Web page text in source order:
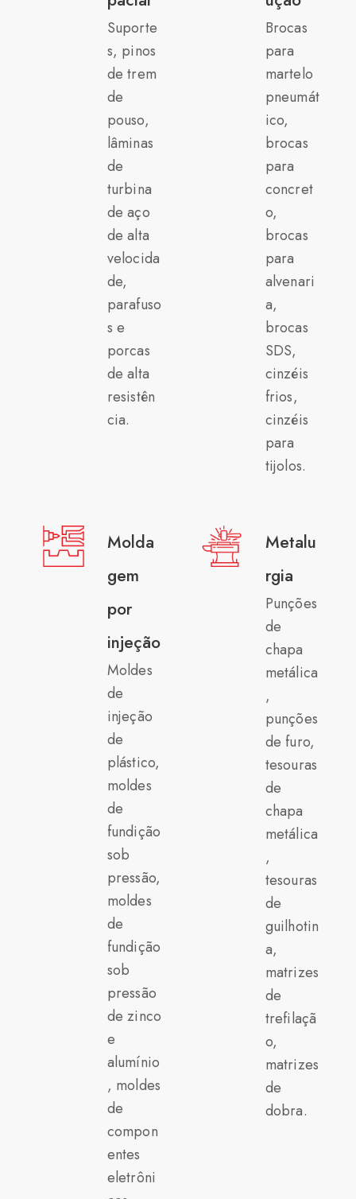
Suporte
s, pinos
de trem
de
pouso,
lâminas
de
turbina
de aço
de alta
velocida
de,
parafuso
s e
porcas
de alta
resistên
cia.
Brocas
para
martelo
pneumát
ico,
brocas
para
concret
o,
brocas
para
alvenari
a,
brocas
SDS,
cinzéis
frios,
cinzéis
para
tijolos.
Molda
gem
por
injeção
Moldes
de
injeção
de
plástico,
moldes
de
fundição
sob
pressão,
moldes
de
fundição
sob
pressão
de zinco
e
alumínio
, moldes
de
compon
entes
eletrôni
Metalu
rgia
Punções
de
chapa
metálica
,
punções
de furo,
tesouras
de
chapa
metálica
,
tesouras
de
guilhotin
a,
matrizes
de
trefilaçã
o,
matrizes
de
dobra.